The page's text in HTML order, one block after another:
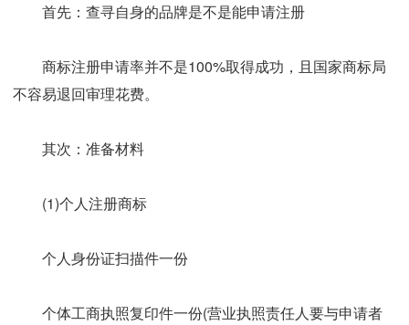
首先：查寻自身的品牌是不是能申请注册
商标注册申请率并不是100%取得成功，且国家商标局
不容易退回审理花费。
其次：准备材料
(1)个人注册商标
个人身份证扫描件一份
个体工商执照复印件一份(营业执照责任人要与申请者